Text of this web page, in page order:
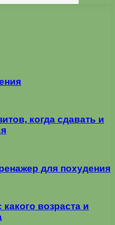
когда сдавать и
для похудения
возраста и